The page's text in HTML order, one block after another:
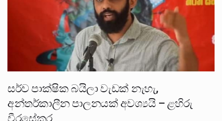
සර්ව පාක්ෂික බයිලා වැඩක් නැහැ,
අන්තර්කාලීන පාලනයක් අවශ්‍යයි – ළහිරු
වීරසේකර